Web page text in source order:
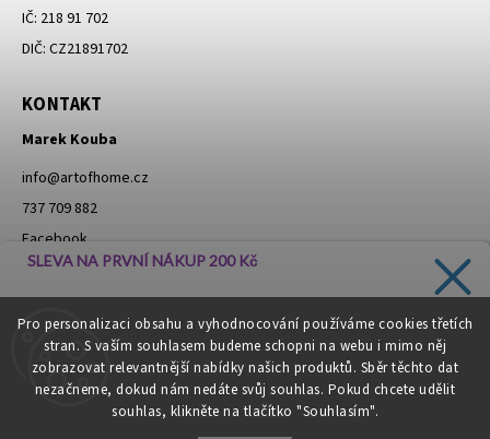
Pro personalizaci obsahu a vyhodnocování používáme cookies třetích
stran. S vaším souhlasem budeme schopni na webu i mimo něj
zobrazovat relevantnější nabídky našich produktů. Sběr těchto dat
nezačneme, dokud nám nedáte svůj souhlas. Pokud chcete udělit
souhlas, klikněte na tlačítko "Souhlasím".
IČ: 218 91 702
DIČ: CZ21891702
KONTAKT
Marek Kouba
info@artofhome.cz
737 709 882
Facebook
Instagram
Moje objednávka - odstoupení od smlouvy
SLEVA NA PRVNÍ NÁKUP 200 Kč
slevách přímo do vaší schránky!